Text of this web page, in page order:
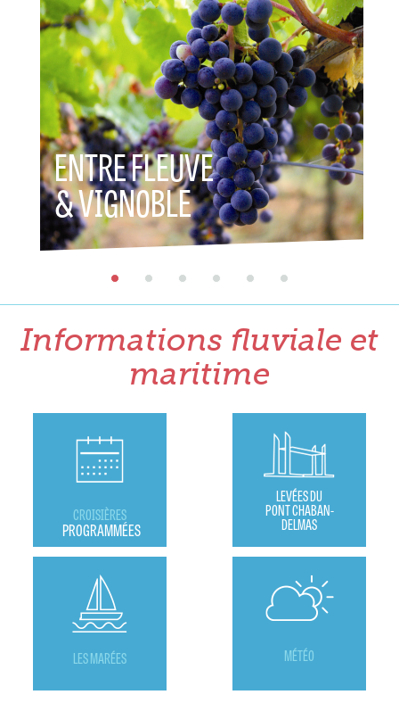
ENTRE FLEUVE
& VIGNOBLE &
Informations fluviale et
maritime
CROISIÈRES
PROGRAMMÉES
LEVÉES DU
PONT CHABAN-
DELMAS
LES MARÉES MÉTÉO